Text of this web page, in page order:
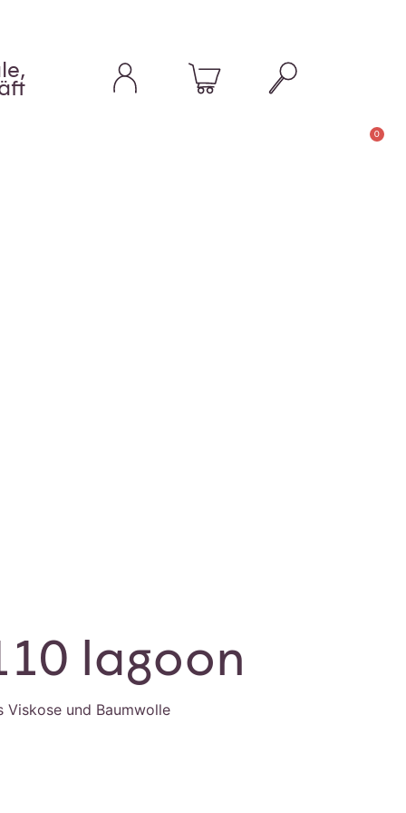
0
lagoon
Viskose und Baumwolle